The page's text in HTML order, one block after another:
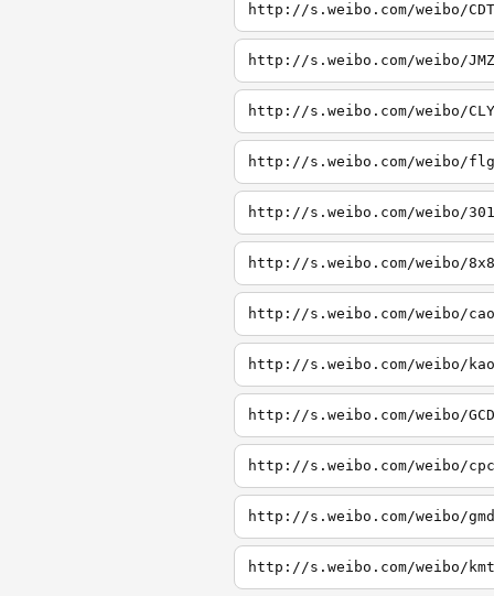
http://s.weibo.com/weibo/CDT
http://s.weibo.com/weibo/JMZ
http://s.weibo.com/weibo/CLY
http://s.weibo.com/weibo/flg
http://s.weibo.com/weibo/301
http://s.weibo.com/weibo/8x8
http://s.weibo.com/weibo/cao
http://s.weibo.com/weibo/kao
http://s.weibo.com/weibo/GCD
http://s.weibo.com/weibo/cpc
http://s.weibo.com/weibo/gmd
http://s.weibo.com/weibo/kmt